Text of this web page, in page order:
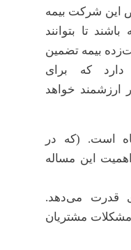
این شرکت بیمه
تا بتوانند
بیمه تضمین
دارد که برای
ارزشمند خواهد
است. (که در
اهمیت این مساله
قدرت می‌دهد.
مشتریان